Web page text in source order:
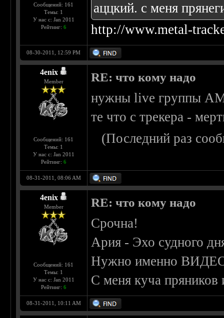
Сообщений: 161
Темы: 1
У нас с: Jan 2011
Рейтинг: 6
аццкий. с меня
http://www.metal-
08-30-2011, 12:59 PM
4enix
Member
Сообщений: 161
Темы: 1
У нас с: Jan 2011
Рейтинг: 6
RE: что кому надо
нужны live группы
те что с трекера -
(Последний раз
08-31-2011, 08:06 AM
4enix
Member
Сообщений: 161
Темы: 1
У нас с: Jan 2011
Рейтинг: 6
RE: что кому надо
Срочна!
Ария - Эхо судного
Нужно именно
С меня куча пряников
08-31-2011, 10:11 AM